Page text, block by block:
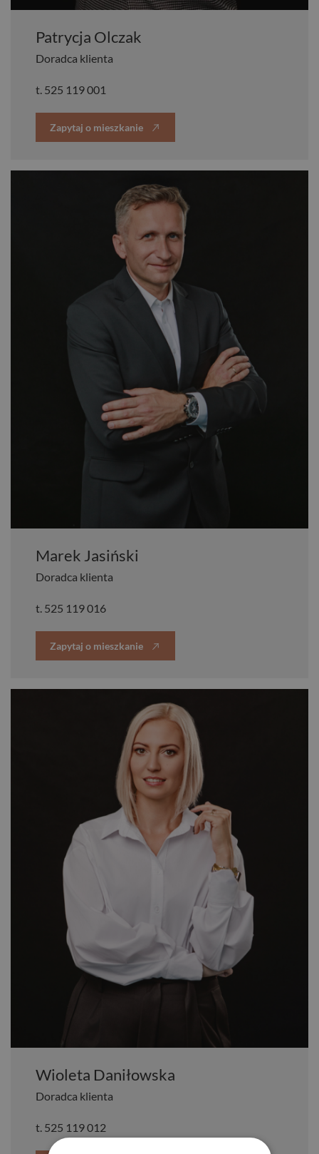
Patrycja Olczak
Doradca klienta
t. 525 119 001
Zapytaj o mieszkanie
Marek Jasiński
Doradca klienta
t. 525 119 016
Zapytaj o mieszkanie
Wioleta Daniłowska
Doradca klienta
t. 525 119 012